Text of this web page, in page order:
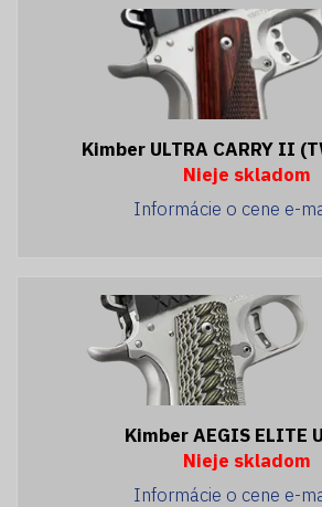
Kimber ULTRA CARRY II
Nieje skladom
Informácie o cene e-
Kimber AEGIS ELITE
Nieje skladom
Informácie o cene e-